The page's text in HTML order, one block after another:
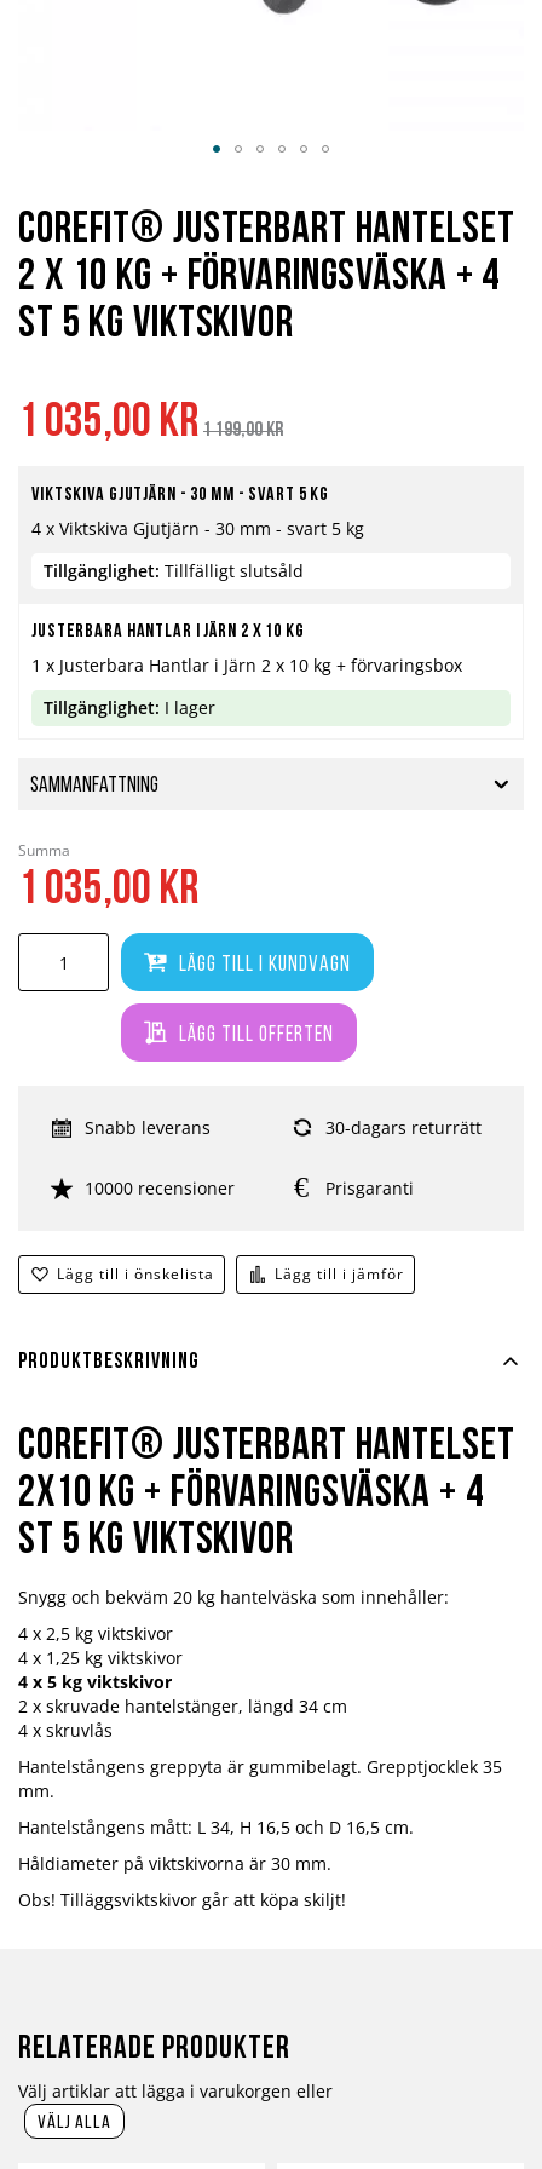
1 035,00 kr 1 199,00 kr
Lägg till i önskelista Lägg till i jämför
Snabb leverans 30-dagars returrätt
10000 recensioner Prisgaranti
Corefit® Justerbart Hantelset
2 x 10 kg + Förvaringsväska + 4
st 5 kg viktskivor
Viktskiva Gjutjärn - 30 mm - svart 5 kg
4 x Viktskiva Gjutjärn - 30 mm - svart 5 kg
Tillgänglighet: Tillfälligt slutsåld
Justerbara hantlar i järn 2 x 10 kg
1 x Justerbara Hantlar i Järn 2 x 10 kg + förvaringsbox
Tillgänglighet: I lager
Sammanfattning
Lägg till i kundvagn
Lägg till offerten
Summa
1 035,00 kr
början
av
bildgalleriet
Produktbeskrivning
Corefit® Justerbart Hantelset
2x10 kg + Förvaringsväska + 4
st 5 kg viktskivor
Snygg och bekväm 20 kg hantelväska som innehåller:
4 x 2,5 kg viktskivor
4 x 1,25 kg viktskivor
4 x 5 kg viktskivor
2 x skruvade hantelstänger, längd 34 cm
4 x skruvlås
Hantelstångens greppyta är gummibelagt. Grepptjocklek 35
mm.
Hantelstångens mått: L 34, H 16,5 och D 16,5 cm.
Håldiameter på viktskivorna är 30 mm.
Obs! Tilläggsviktskivor går att köpa skiljt!
Relaterade produkter
Välj artiklar att lägga i varukorgen eller
välj alla